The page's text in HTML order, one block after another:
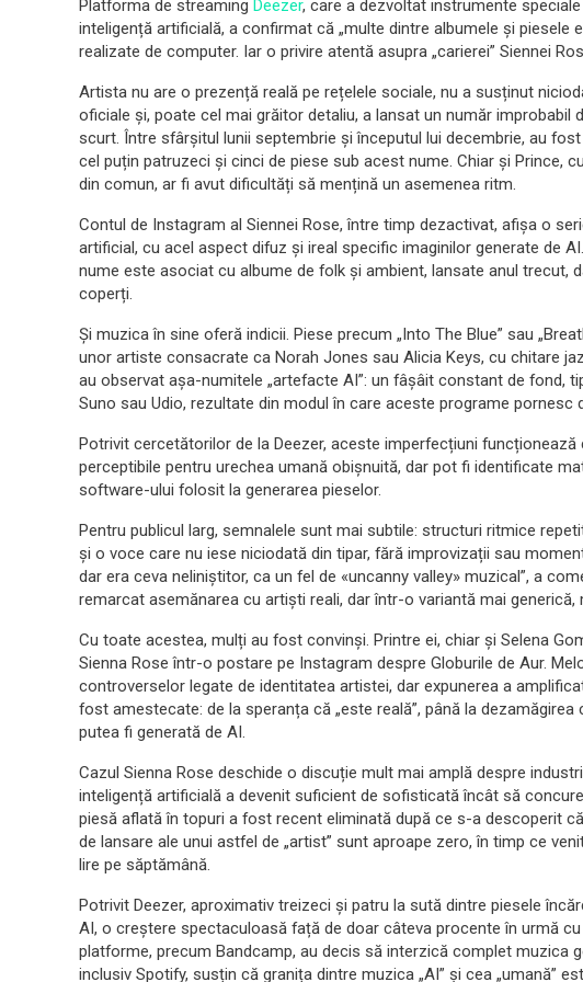
Platforma de streaming Deezer, care a dezvoltat instrumente
inteligență artificială, a confirmat că „multe dintre albumele și piesele
realizate de computer. Iar o privire atentă asupra „carierei” Siennei
Artista nu are o prezență reală pe rețelele sociale, nu a susținut
oficiale și, poate cel mai grăitor detaliu, a lansat un număr improbabil
scurt. Între sfârșitul lunii septembrie și începutul lui decembrie, au
cel puțin patruzeci și cinci de piese sub acest nume. Chiar și Prince,
din comun, ar fi avut dificultăți să mențină un asemenea ritm.
Contul de Instagram al Siennei Rose, între timp dezactivat, afișa o
artificial, cu acel aspect difuz și ireal specific imaginilor generate de
nume este asociat cu albume de folk și ambient, lansate anul trecut,
coperți.
Și muzica în sine oferă indicii. Piese precum „Into The Blue” sau
unor artiste consacrate ca Norah Jones sau Alicia Keys, cu chitare
au observat așa-numitele „artefacte AI”: un fâșâit constant de fond,
Suno sau Udio, rezultate din modul în care aceste programe
Potrivit cercetătorilor de la Deezer, aceste imperfecțiuni funcționează
perceptibile pentru urechea umană obișnuită, dar pot fi identificate
software-ului folosit la generarea pieselor.
Pentru publicul larg, semnalele sunt mai subtile: structuri ritmice
și o voce care nu iese niciodată din tipar, fără improvizații sau
dar era ceva neliniștitor, ca un fel de «uncanny valley» muzical”, a
remarcat asemănarea cu artiști reali, dar într-o variantă mai generică,
Cu toate acestea, mulți au fost convinși. Printre ei, chiar și Selena
Sienna Rose într-o postare pe Instagram despre Globurile de Aur.
controverselor legate de identitatea artistei, dar expunerea a
fost amestecate: de la speranța că „este reală”, până la
putea fi generată de AI.
Cazul Sienna Rose deschide o discuție mult mai amplă despre
inteligență artificială a devenit suficient de sofisticată încât să
piesă aflată în topuri a fost recent eliminată după ce s-a descoperit
de lansare ale unui astfel de „artist” sunt aproape zero, în timp ce
lire pe săptămână.
Potrivit Deezer, aproximativ treizeci și patru la sută dintre piesele
AI, o creștere spectaculoasă față de doar câteva procente în urmă
platforme, precum Bandcamp, au decis să interzică complet muzica
inclusiv Spotify, susțin că granița dintre muzica „AI” și cea „umană”